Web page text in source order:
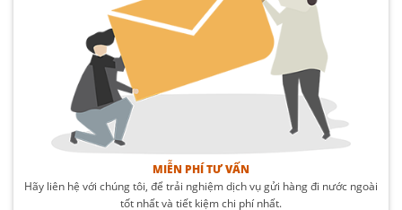
MIỄN PHÍ TƯ VẤN
Hãy liên hệ với chúng tôi, để trải nghiệm dịch vụ gửi hàng đi nước ngoài
tốt nhất và tiết kiệm chi phí nhất.